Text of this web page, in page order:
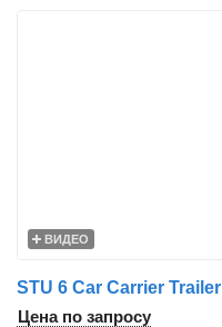
ВИДЕО
STU 6 Car Carrier Trailer
Цена по запросу